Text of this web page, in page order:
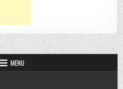
MENU